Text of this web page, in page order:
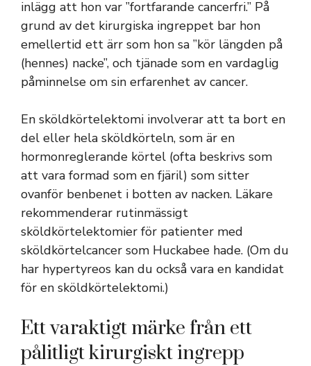
inlägg att hon var ”fortfarande cancerfri.” På
grund av det kirurgiska ingreppet bar hon
emellertid ett ärr som hon sa ”kör längden på
(hennes) nacke”, och tjänade som en vardaglig
påminnelse om sin erfarenhet av cancer.
En sköldkörtelektomi involverar att ta bort en
del eller hela sköldkörteln, som är en
hormonreglerande körtel (ofta beskrivs som
att vara formad som en fjäril) som sitter
ovanför benbenet i botten av nacken. Läkare
rekommenderar rutinmässigt
sköldkörtelektomier för patienter med
sköldkörtelcancer som Huckabee hade. (Om du
har hypertyreos kan du också vara en kandidat
för en sköldkörtelektomi.)
Ett varaktigt märke från ett
pålitligt kirurgiskt ingrepp